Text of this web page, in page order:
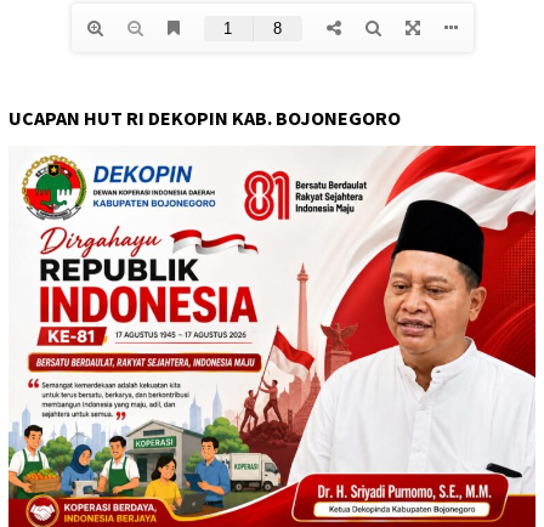
UCAPAN HUT RI DEKOPIN KAB. BOJONEGORO